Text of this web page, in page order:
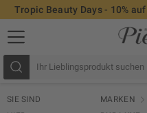
Tropic Beauty Days - 10%
SIE SIND
MARKEN